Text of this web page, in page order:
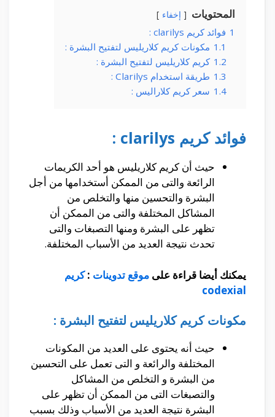
المحتويات إخفاء
1 فوائد كريم clarilys :
1.1 مكونات كريم كلاريليس لتفتيح البشرة :
1.2 كريم كلاريليس لتفتيح البشرة :
1.3 طريقة استخدام Clarilys :
1.4 سعر كريم كلاراليس :
فوائد كريم clarilys :
حيث أن كريم كلاريليس هو أحد الكريمات
الرائعة والتى من الممكن أستخدامها من أجل
البشرة والتحسين منها والتخلص من
المشاكل المختلفة والتى من الممكن أن
تظهر على البشرة ومنها التصبغات والتى
تحدث نتيجة العديد من الأسباب المختلفة.
يمكنك أيضا قراءة على موقع تدوينات :كريم
codexial
مكونات كريم كلاريليس لتفتيح البشرة :
حيث أنه يحتوى على العديد من المكونات
المختلفة والرائعة و التى تعمل على التحسين
من البشرة و التخلص من المشاكل
والتصبغات التى من الممكن أن تظهر على
البشرة نتيجة العديد من الأسباب وذلك بسبب